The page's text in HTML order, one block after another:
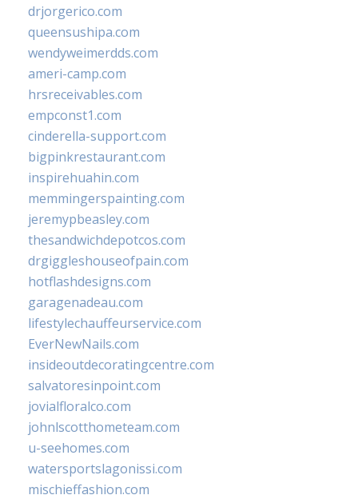
drjorgerico.com
queensushipa.com
wendyweimerdds.com
ameri-camp.com
hrsreceivables.com
empconst1.com
cinderella-support.com
bigpinkrestaurant.com
inspirehuahin.com
memmingerspainting.com
jeremypbeasley.com
thesandwichdepotcos.com
drgiggleshouseofpain.com
hotflashdesigns.com
garagenadeau.com
lifestylechauffeurservice.com
EverNewNails.com
insideoutdecoratingcentre.com
salvatoresinpoint.com
jovialfloralco.com
johnlscotthometeam.com
u-seehomes.com
watersportslagonissi.com
mischieffashion.com